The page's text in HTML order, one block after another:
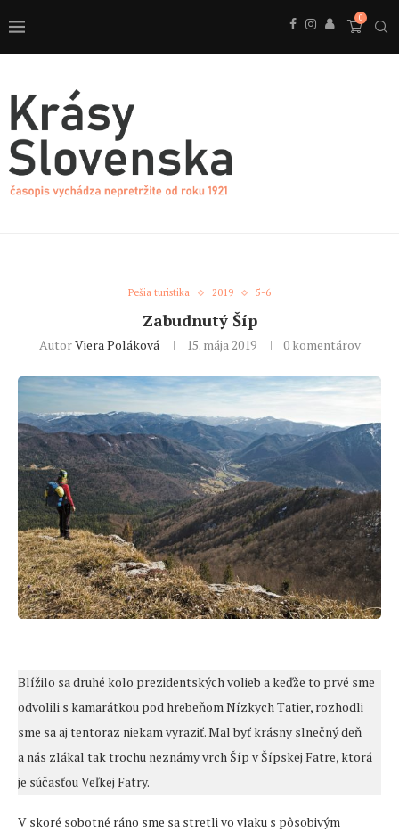
0
Pešia turistika 2019 5-6
Zabudnutý Šíp
AutorViera Poláková 15. mája 2019 0 komentárov
Blížilo sa druhé kolo prezidentských volieb a keďže to prvé sme
odvolili s kamarátkou pod hrebeňom Nízkych Tatier, rozhodli
sme sa aj tentoraz niekam vyraziť. Mal byť krásny slnečný deň
a nás zlákal tak trochu neznámy vrch Šíp v Šípskej Fatre, ktorá
je súčasťou Veľkej Fatry.
V skoré sobotné ráno sme sa stretli vo vlaku s pôsobivým